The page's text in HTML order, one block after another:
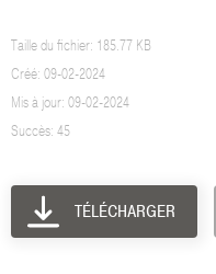
Taille du fichier: 185.77 KB
Créé: 09-02-2024
Mis à jour: 09-02-2024
Succès: 45
TÉLÉCHARGER